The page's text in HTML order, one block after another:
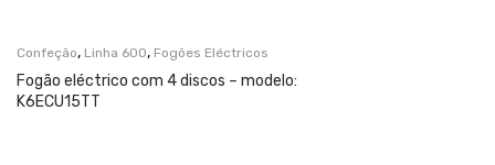
Confeção, Linha 600, Fogões Eléctricos
Fogão eléctrico com 4 discos – modelo:
K6ECU15TT